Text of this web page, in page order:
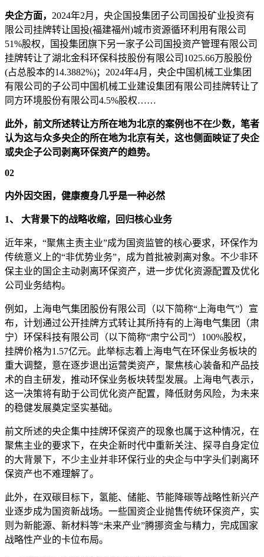
央企方面， 2024年2月，央企国投集团子公司国投矿业投资有
限公司挂牌转让国投(福建福州)城市资源循环利用有限公司
51%股权，国投集团旗下另一家子公司国投资产管理有限公司
挂牌转让了湖北金科环保科技股份有限公司1025.66万股股份
(占总股本的14.3882%)；2024年4月，央企中国机械工业集团
有限公司的子公司中国机械工业建设集团有限公司挂牌转让了
同方环境股份有限公司4.5%股权……
此外，前文所述转让方所在地为北京的案例也不在少数，笔者
认为这与众多央企的所在地为北京有关，这也侧面映证了央企
或央企子公司剥离环保资产的趋势。
02
内外因交困，健康瘦身几乎是一种必然
1、 大背景下的战略收缩，回归核心业务
近年来，“聚焦主责主业”成为国资监管的核心要求，环保作为
传统意义上的“非优势业务”，成为首批被剥离对象。不少非环
保主业的国企主动剥离环保资产，进一步优化资源配置及优化
公司业务结构。
例如，上海电气集团股份有限公司（以下简称“上海电气”）宣
布，计划通过公开挂牌方式转让其所持有的上海电气集团（肃
宁）环保科技有限公司（以下简称“肃宁公司”）100%股权，
挂牌价格为1.57亿元。此举标志着上海电气在环保业务板块的
重大调整，意在逐步退出运营类资产，聚焦核心装备和产品技
术的自主研发，推动环保业务板块转型发展。上海电气表示，
这一决策将有助于公司优化资产配置，降低财务风险，为未来
的稳健发展奠定坚实基础。
前文所述的央企集中挂牌环保资产的现象也属于这种情况，在
聚焦主业的要求下，在央企新时代中重新关注、探寻自身定位
的大背景下，不少主业并非环保行业的央企与中字头们剥离环
保资产也不难理解了。
此外，在双碳目标下，氢能、储能、节能降碳等战略性新兴产
业逐步成为国资新战场。一些国资企业抛售传统环保资产，实
则为新能源、新材料等“未来产业”腾挪资金与精力，完成国家
战略性产业的卡位布局。